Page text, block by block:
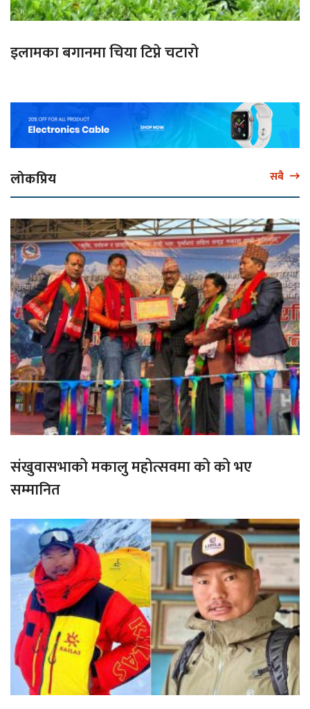
इलामका बगानमा चिया टिप्ने चटारो
लोकप्रिय सबै
संखुवासभाको मकालु महोत्सवमा को को भए
सम्मानित